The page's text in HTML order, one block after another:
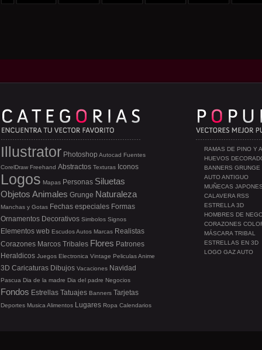
RAMAS DE PINO Y
HUEVOS
BANNERS GRUNGE
AUTO ANTIGUO
MUÑECAS
CALAVERA RSS
ESTRELLA 3D
HOMBRES DE
CORAZONES
MÁSCARA TRIBAL
ESTRELLAS EN 3D
LOGO GAZ AUTO
Illustrator Photoshop Autocad Fuentes
CorelDraw Freehand Abstractos Texturas Iconos
Logos Mapas Personas Siluetas
Objetos Animales Grunge Naturaleza
Manchas y Gotas Fechas especiales Formas
Ornamentos Decorativos Simbolos Signos
Elementos web EscudosAutos Marcas Realistas
Corazones Marcos Tribales Flores Patrones
Heraldicos Juegos Electronica Vintage PeliculasAnime
3D Caricaturas Dibujos Vacaciones Navidad
Pascua Dia de la madre Dia del padre Negocios
Fondos Estrellas Tatuajes Banners Tarjetas
Deportes Musica Alimentos Lugares Ropa Calendarios